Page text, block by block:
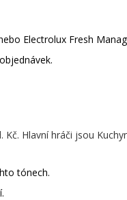
Electrolux Fresh
Hlavní hráči jsou
tónech.